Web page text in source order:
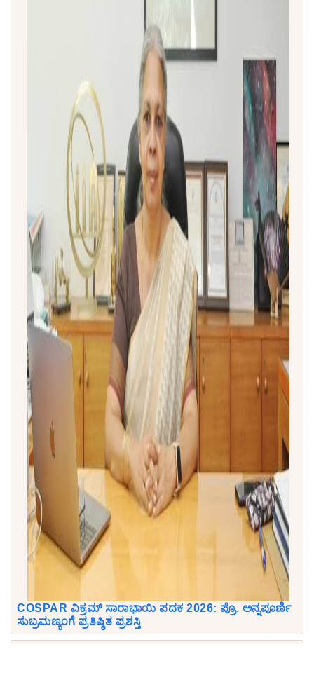
COSPAR ವಿಕ್ರಮ್ ಸಾರಾಭಾಯಿ ಪದಕ 2026: ಪ್ರೊ. ಅನ್ನಪೂರ್ಣಿ
ಸುಬ್ರಮಣ್ಯಂಗೆ ಪ್ರತಿಷ್ಠಿತ ಪ್ರಶಸ್ತಿ